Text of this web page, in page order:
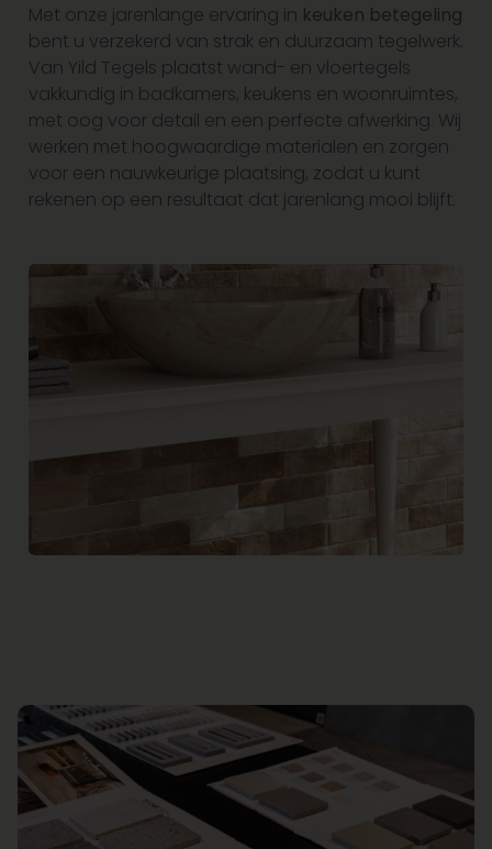
Met onze jarenlange ervaring in keuken betegeling
bent u verzekerd van strak en duurzaam tegelwerk.
Van Yild Tegels plaatst wand- en vloertegels
vakkundig in badkamers, keukens en woonruimtes,
met oog voor detail en een perfecte afwerking. Wij
werken met hoogwaardige materialen en zorgen
voor een nauwkeurige plaatsing, zodat u kunt
rekenen op een resultaat dat jarenlang mooi blijft.